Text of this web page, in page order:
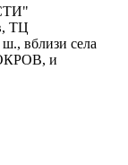
ТЦ
вблизи села
и